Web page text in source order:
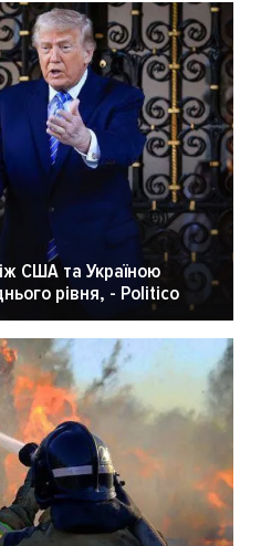
США та Україною
рівня, - Politico